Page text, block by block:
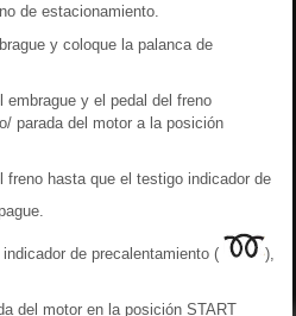
de estacionamiento.
y coloque la palanca de
embrague y el pedal del freno
parada del motor a la posición
freno hasta que el testigo indicador de
de precalentamiento (
),
del motor en la posición START